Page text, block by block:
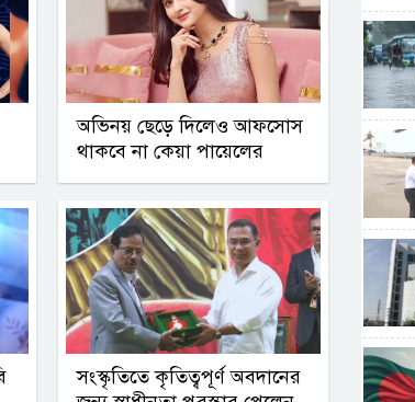
অভিনয় ছেড়ে দিলেও আফসোস
থাকবে না কেয়া পায়েলের
সংস্কৃতিতে কৃতিত্বপূর্ণ অবদানের